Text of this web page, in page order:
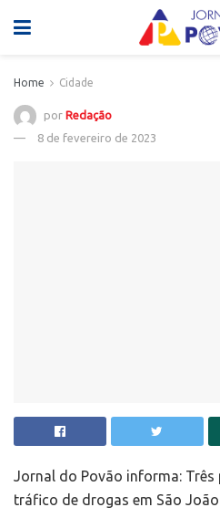
Home Cidade
por Redação
8 de fevereiro de 2023
Jornal do Povão informa:
tráfico de drogas em São João